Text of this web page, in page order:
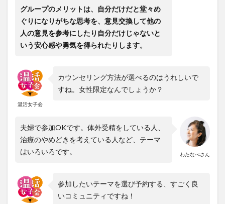
グループのメリットは、自分だけだと堂々め
ぐりになりがちな思考を、意見交換して他の
人の意見を参考にしたり自分だけじゃないと
いう安心感や勇気を得られたりします。
温活女子会
カウンセリング方法が選べるのはうれしいで
すね。女性限定なんでしょうか？
わたなべさん
夫婦で参加OKです。体外受精をしている人、
治療のやめどきを考えている人など、テーマ
はいろいろです。
参加したいテーマを選び予約する、すごく良
いコミュニティですね！